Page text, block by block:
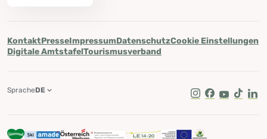
KontaktPresseImpressumDatenschutzCookie Einstellungen
Digitale AmtstafelTourismusverband
Instagram
Facebook
Youtube
Tik Tok
SpracheDE